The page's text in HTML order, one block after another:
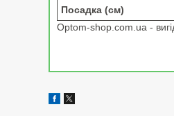
Посадка (см)
Optom-shop.com.ua -